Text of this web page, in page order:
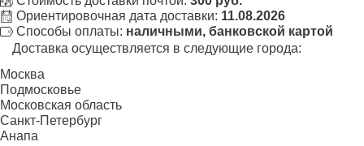
Ориентировочная дата доставки: 11.08.2026
Способы оплаты: наличными, банковской картой
Доставка осуществляется в следующие города:
Москва
Подмосковье
Московская область
Санкт-Петербург
Анапа